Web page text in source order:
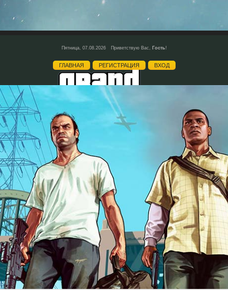
Пятница, 07.08.2026 Приветствую Вас, Гость!
ГЛАВНАЯ РЕГИСТРАЦИЯ ВХОД